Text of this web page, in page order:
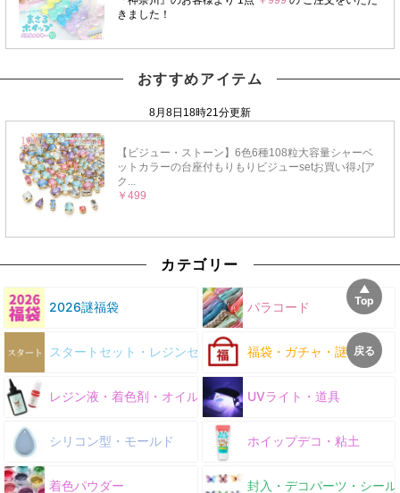
おすすめアイテム
カテゴリー
2026謎福袋 パラコード
スタートセット・レジンセット 福袋・ガチャ・謎
レジン液・着色剤・オイル UVライト・道具
シリコン型・モールド ホイップデコ・粘土
着色パウダー 封入・デコパーツ・シール